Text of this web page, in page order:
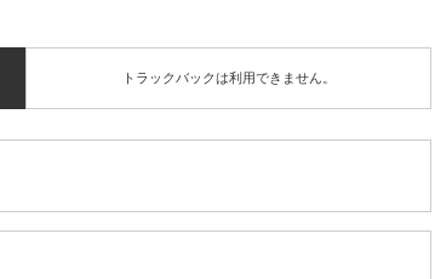
トラックバックは利用できません。